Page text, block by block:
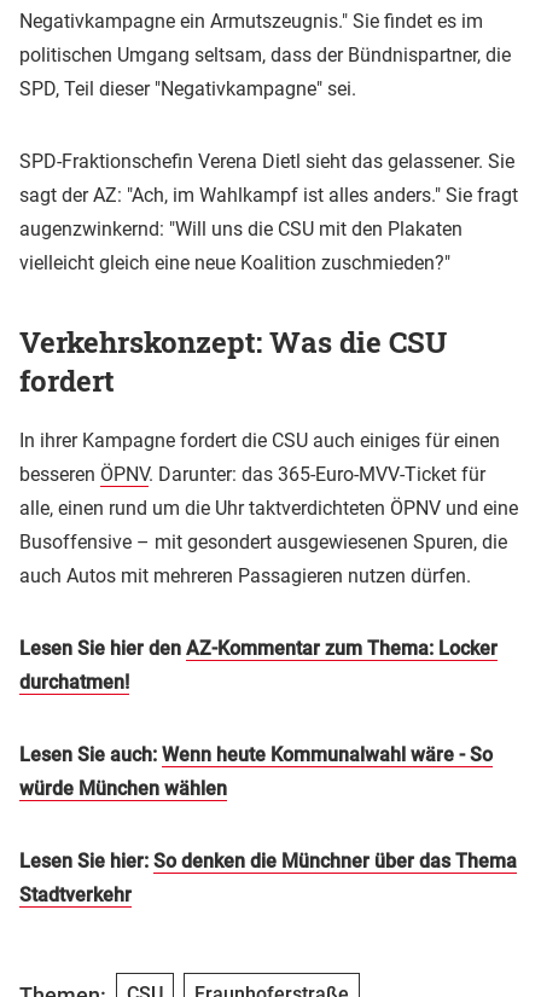
Negativkampagne ein Armutszeugnis." Sie findet es im
politischen Umgang seltsam, dass der Bündnispartner, die
SPD, Teil dieser "Negativkampagne" sei.
SPD-Fraktionschefin Verena Dietl sieht das gelassener. Sie
sagt der AZ: "Ach, im Wahlkampf ist alles anders." Sie fragt
augenzwinkernd: "Will uns die CSU mit den Plakaten
vielleicht gleich eine neue Koalition zuschmieden?"
Verkehrskonzept: Was die CSU
fordert
In ihrer Kampagne fordert die CSU auch einiges für einen
besseren ÖPNV. Darunter: das 365-Euro-MVV-Ticket für
alle, einen rund um die Uhr taktverdichteten ÖPNV und eine
Busoffensive – mit gesondert ausgewiesenen Spuren, die
auch Autos mit mehreren Passagieren nutzen dürfen.
Lesen Sie hier den AZ-Kommentar zum Thema: Locker
durchatmen!
Lesen Sie auch: Wenn heute Kommunalwahl wäre - So
würde München wählen
Lesen Sie hier: So denken die Münchner über das Thema
Stadtverkehr